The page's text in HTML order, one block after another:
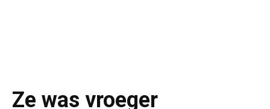
Ze was vroeger